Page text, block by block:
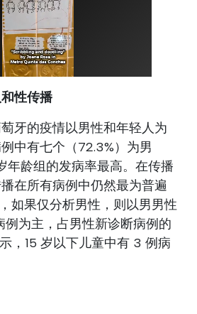
性传播
牙的疫情以男性和年轻人为
中有七个（72.3%）为男
龄组的发病率最高。在传播
在所有病例中仍然最为普遍
如果仅分析男性，则以男男性
例为主，占男性新诊断病例的
，15 岁以下儿童中有 3 例病